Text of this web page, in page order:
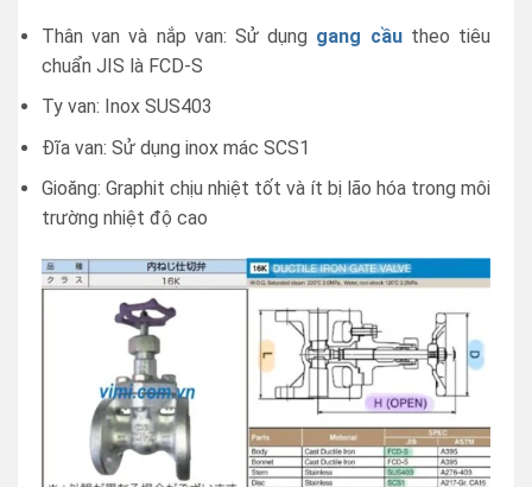
Thân van và nắp van: Sử dụng gang cầutheo tiêu
chuẩn JIS là FCD-S
Ty van: Inox SUS403
Đĩa van: Sử dụng inox mác SCS1
Gioăng: Graphit chịu nhiệt tốt và ít bị lão hóa trong môi
trường nhiệt độ cao